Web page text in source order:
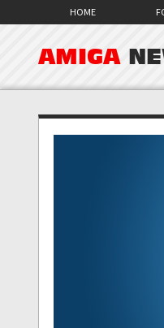
HOME
AMIGA